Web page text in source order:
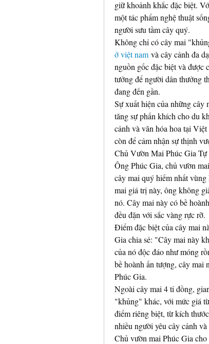
giữ khoảnh khắc đặc biệt.
một tác phẩm nghệ thuật
người sưu tầm cây quý.
Không chỉ có cây mai
ở việt nam và cây cảnh đa
nguồn gốc đặc biệt và
tưởng để người dân thưởng
đang đến gần.
Sự xuất hiện của những cây
tăng sự phấn khích cho du
cảnh và văn hóa hoa tại
còn để cảm nhận sự thịnh
Chủ Vườn Mai Phúc Gia
Ông Phúc Gia, chủ vườn
cây mai quý hiếm nhất
mai giá trị này, ông không
nó. Cây mai này có bề
đều đặn với sắc vàng rực rỡ.
Điểm đặc biệt của cây mai
Gia chia sẻ: "Cây mai này
của nó độc đáo như móng
bề hoành ấn tượng, cây mai
Phúc Gia.
Ngoài cây mai 4 tỉ đồng,
"khủng" khác, với mức giá
điểm riêng biệt, từ kích
nhiều người yêu cây cảnh và
Chủ vườn mai Phúc Gia